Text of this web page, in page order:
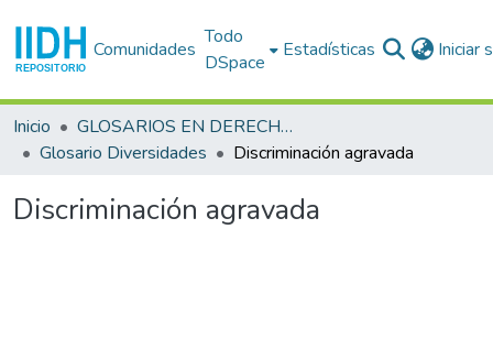
Comunidades
Todo
DSpace
Estadísticas Iniciar
Inicio
GLOSARIOS EN DERECHOS HUMANOS
Glosario Diversidades
Discriminación agravada
Discriminación agravada